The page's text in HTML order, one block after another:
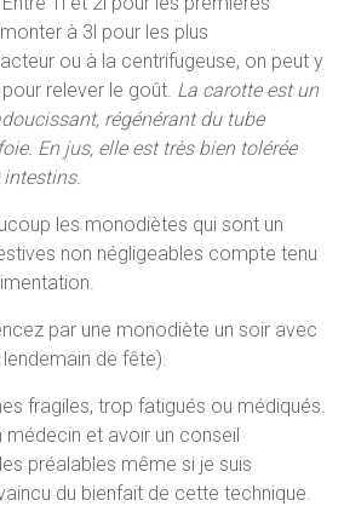
à 3l pour les plus
ou à la centrifugeuse, on peut y
relever le goût. La carotte est un
régénérant du tube
En jus, elle est très bien tolérée
les monodiètes qui sont un
non négligeables compte tenu
par une monodiète un soir avec
de fête).
fragiles, trop fatigués ou médiqués.
et avoir un conseil
préalables même si je suis
du bienfait de cette technique.